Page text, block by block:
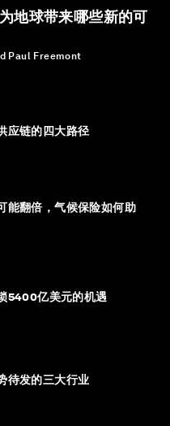
地球带来哪些新的可
Paul Freemont
应链的四大路径
能翻倍，气候保险如何助
5400亿美元的机遇
待发的三大行业